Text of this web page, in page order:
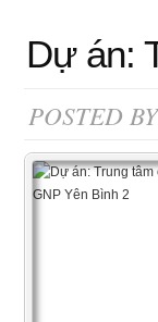
Dự án:
POSTED